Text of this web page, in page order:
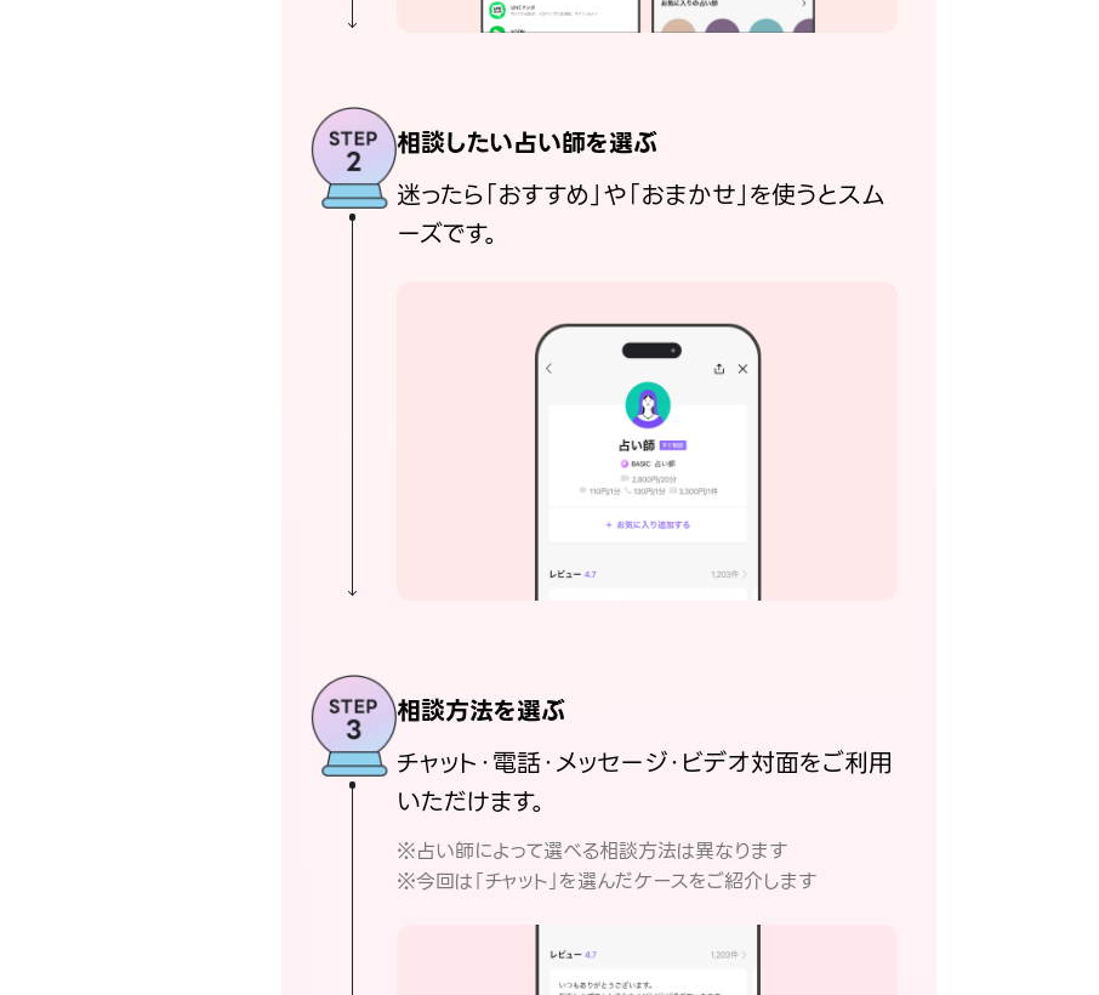
相談したい占い師を選ぶ
迷ったら「おすすめ」や「おまかせ」を使うとスム
ーズです。
相談方法を選ぶ
チャット・電話・メッセージ・ビデオ対面をご利用
いただけます。
※占い師によって選べる相談方法は異なります
※今回は「チャット」を選んだケースをご紹介します